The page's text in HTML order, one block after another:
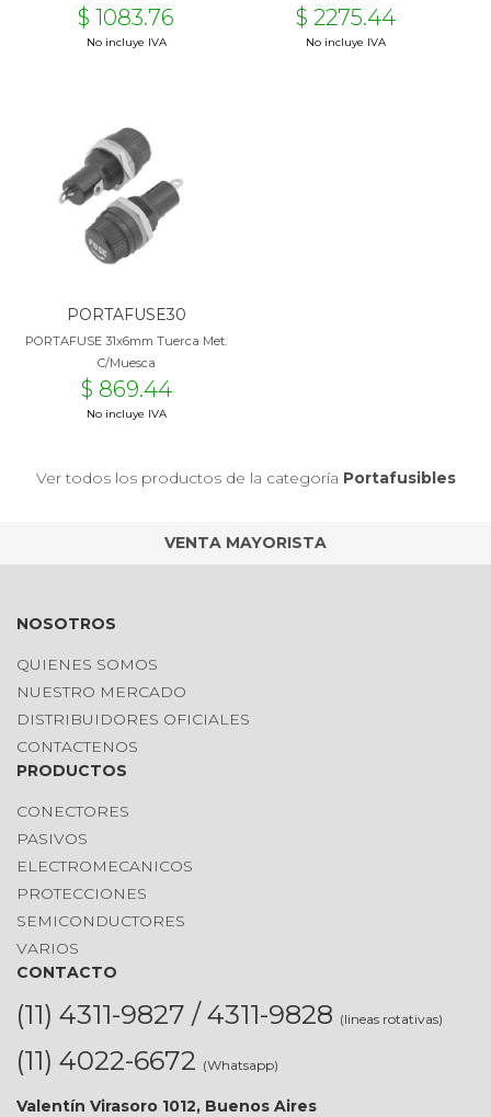
$ 1083.76
No incluye IVA
$ 2275.44
No incluye IVA
PORTAFUSE30
PORTAFUSE 31x6mm Tuerca Met.
C/Muesca
$ 869.44
No incluye IVA
Ver todos los productos de la categoría Portafusibles
VENTA MAYORISTA
NOSOTROS
QUIENES SOMOS
NUESTRO MERCADO
DISTRIBUIDORES OFICIALES
CONTACTENOS
PRODUCTOS
CONECTORES
PASIVOS
ELECTROMECANICOS
PROTECCIONES
SEMICONDUCTORES
VARIOS
CONTACTO
(11) 4311-9827 / 4311-9828 (lineas rotativas)
(11) 4022-6672 (Whatsapp)
Valentín Virasoro 1012, Buenos Aires